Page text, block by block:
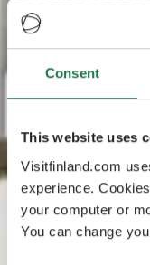
Consent
This website uses
Visitfinland.com
experience.
your computer or
You can change